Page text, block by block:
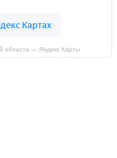
области — Яндекс Карты